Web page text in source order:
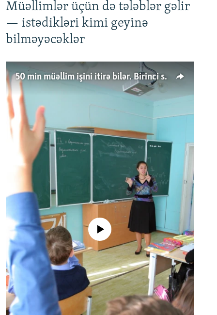
Müəllimlər üçün də tələblər gəlir
— istədikləri kimi geyinə
bilməyəcəklər
50 min müəllim işini itirə bilər. Birinci sinfə gedənlər azalır
No media source currently available